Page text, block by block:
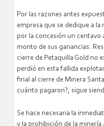
Por las razones antes
empresa que se dedique a
por la concesión un centavo
monto de sus ganancias.
cierre de Petaquilla Gold no
perdió en esta fallida
final al cierre de Minera
cuánto pagaron?, sigue
Se hace necesaria la
y la prohibición de la minería